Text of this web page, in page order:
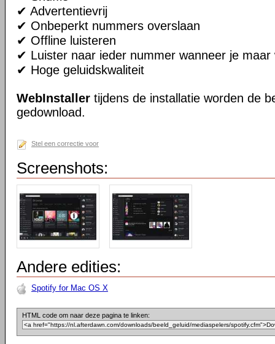
✔ Advertentievrij
✔ Onbeperkt nummers overslaan
✔ Offline luisteren
✔ Luister naar ieder nummer wanneer je maar
✔ Hoge geluidskwaliteit
WebInstaller tijdens de installatie worden de
gedownload.
Stel een correctie voor
Screenshots:
Andere edities:
Spotify for Mac OS X
HTML code om naar deze pagina te linken: